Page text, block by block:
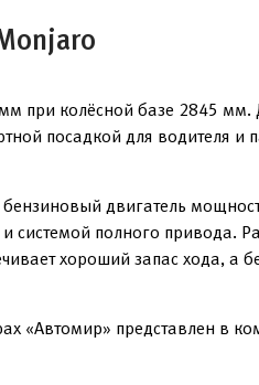
при колёсной базе 2845
посадкой для водителя
двигатель
системой полного
хороший запас хода, а
«Автомир» представлен в